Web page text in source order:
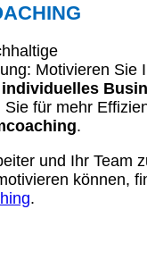
Motivieren Sie
individuelles
Sie für mehr
.
und Ihr Team
können,
.